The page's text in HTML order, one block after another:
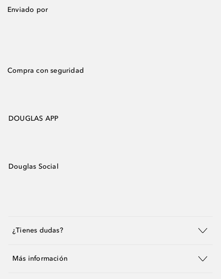
Enviado por
Compra con seguridad
DOUGLAS APP
Douglas Social
¿Tienes dudas?
Más información